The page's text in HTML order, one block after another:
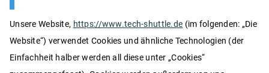
Unsere Website, https://www.tech-shuttle.de (im folgenden: „Die
Website“) verwendet Cookies und ähnliche Technologien (der
Einfachheit halber werden all diese unter „Cookies“